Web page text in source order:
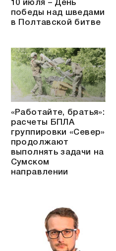
10 июля – День
победы над шведами
в Полтавской битве
«Работайте, братья»:
расчеты БПЛА
группировки «Север»
продолжают
выполнять задачи на
Сумском
направлении